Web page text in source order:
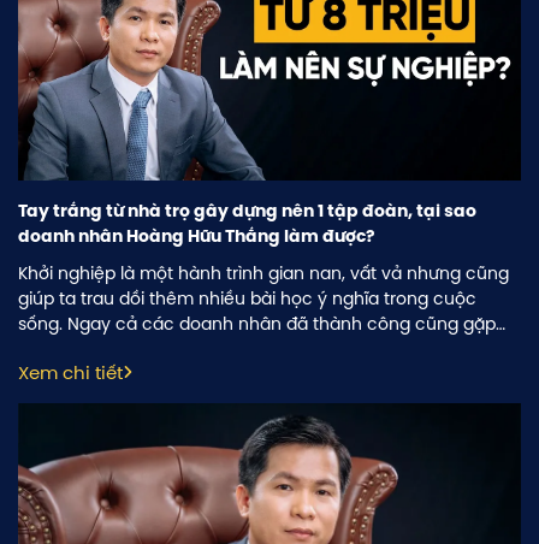
Tay trắng từ nhà trọ gây dựng nên 1 tập đoàn, tại sao
doanh nhân Hoàng Hữu Thắng làm được?
Khởi nghiệp là một hành trình gian nan, vất vả nhưng cũng
giúp ta trau dồi thêm nhiều bài học ý nghĩa trong cuộc
sống. Ngay cả các doanh nhân đã thành công cũng gặp
ước mơ của mình.
Xem chi tiết